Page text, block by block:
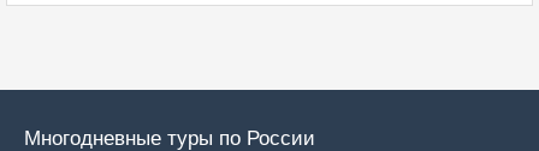
Многодневные туры по России